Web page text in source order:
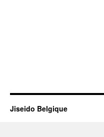
Jiseido Belgique